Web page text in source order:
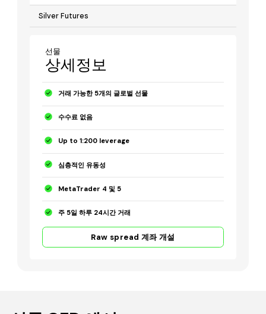
Silver Futures
선물
상세정보
거래 가능한 5개의 글로벌 선물
수수료 없음
Up to 1:200 leverage
심층적인 유동성
MetaTrader 4 및 5
주 5일 하루 24시간 거래
Raw spread 계좌 개설